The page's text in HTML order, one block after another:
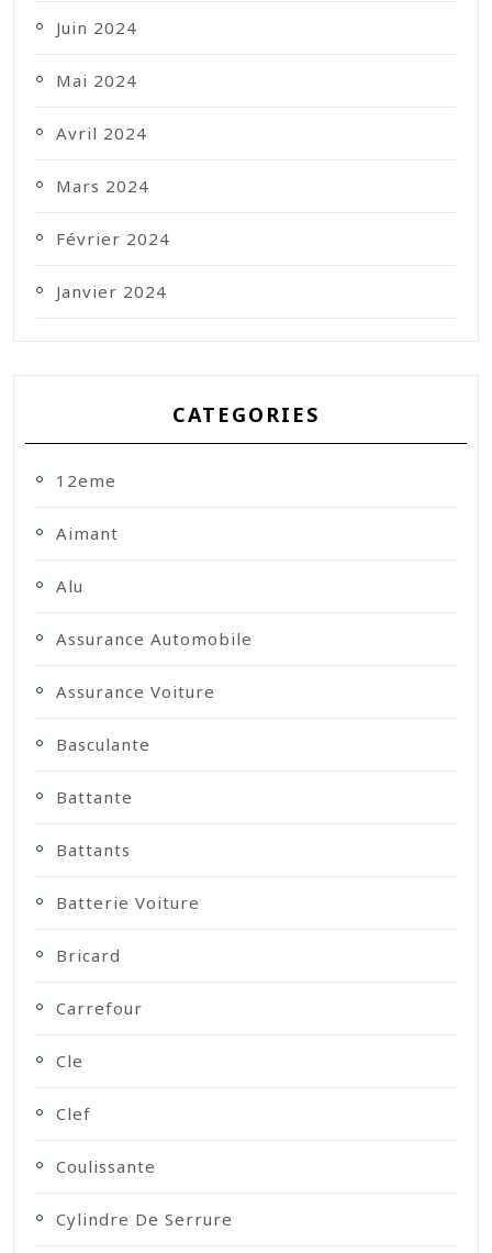
Juin 2024
Mai 2024
Avril 2024
Mars 2024
Février 2024
Janvier 2024
CATEGORIES
12eme
Aimant
Alu
Assurance Automobile
Assurance Voiture
Basculante
Battante
Battants
Batterie Voiture
Bricard
Carrefour
Cle
Clef
Coulissante
Cylindre De Serrure